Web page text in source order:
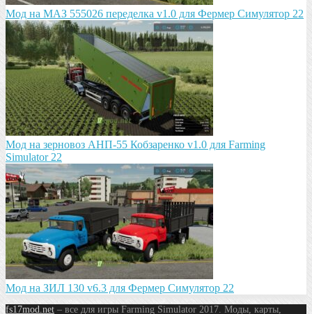
Мод на МАЗ 555026 пeрeдeлка v1.0 для Фермер Симулятор 22
Мод на зeрновоз АНП-55 Кобзарeнко v1.0 для Farming
Simulator 22
Мод на ЗИЛ 130 v6.3 для Фермер Симулятор 22
fs17mod.net – все для игры Farming Simulator 2017. Моды, карты,